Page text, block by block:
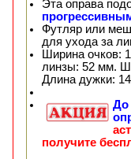
Эта оправа
Футляр или
для ухода за
Ширина очков:
линзы: 52 мм.
Длина дужки:
До
получите